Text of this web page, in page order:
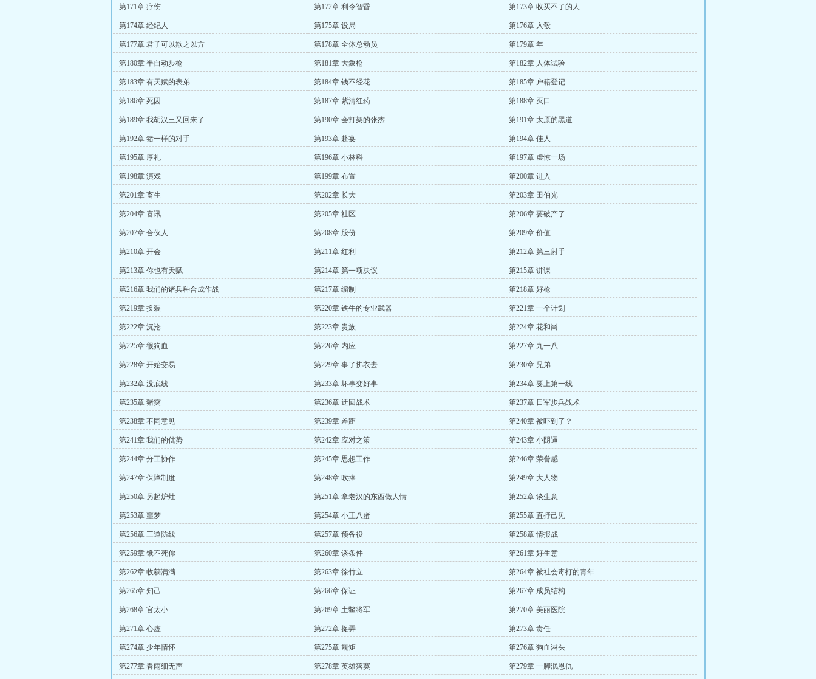
第171章 疗伤 第172章 利令智昏 第173章 收买不了的人
第174章 经纪人 第175章 设局 第176章 入彀
第177章 君子可以欺之以方 第178章 全体总动员 第179章 年
第180章 半自动步枪 第181章 大象枪 第182章 人体试验
第183章 有天赋的表弟 第184章 钱不经花 第185章 户籍登记
第186章 死囚 第187章 紫清红药 第188章 灭口
第189章 我胡汉三又回来了 第190章 会打架的张杰 第191章 太原的黑道
第192章 猪一样的对手 第193章 赴宴 第194章 佳人
第195章 厚礼 第196章 小林科 第197章 虚惊一场
第198章 演戏 第199章 布置 第200章 进入
第201章 畜生 第202章 长大 第203章 田伯光
第204章 喜讯 第205章 社区 第206章 要破产了
第207章 合伙人 第208章 股份 第209章 价值
第210章 开会 第211章 红利 第212章 第三射手
第213章 你也有天赋 第214章 第一项决议 第215章 讲课
第216章 我们的诸兵种合成作战 第217章 编制 第218章 好枪
第219章 换装 第220章 铁牛的专业武器 第221章 一个计划
第222章 沉沦 第223章 贵族 第224章 花和尚
第225章 很狗血 第226章 内应 第227章 九一八
第228章 开始交易 第229章 事了拂衣去 第230章 兄弟
第232章 没底线 第233章 坏事变好事 第234章 要上第一线
第235章 猪突 第236章 迂回战术 第237章 日军步兵战术
第238章 不同意见 第239章 差距 第240章 被吓到了？
第241章 我们的优势 第242章 应对之策 第243章 小阴逼
第244章 分工协作 第245章 思想工作 第246章 荣誉感
第247章 保障制度 第248章 吹捧 第249章 大人物
第250章 另起炉灶 第251章 拿老汉的东西做人情 第252章 谈生意
第253章 噩梦 第254章 小王八蛋 第255章 直抒己见
第256章 三道防线 第257章 预备役 第258章 情报战
第259章 饿不死你 第260章 谈条件 第261章 好生意
第262章 收获满满 第263章 徐竹立 第264章 被社会毒打的青年
第265章 知己 第266章 保证 第267章 成员结构
第268章 官太小 第269章 土鳖将军 第270章 美丽医院
第271章 心虚 第272章 捉弄 第273章 责任
第274章 少年情怀 第275章 规矩 第276章 狗血淋头
第277章 春雨细无声 第278章 英雄落寞 第279章 一脚泯恩仇